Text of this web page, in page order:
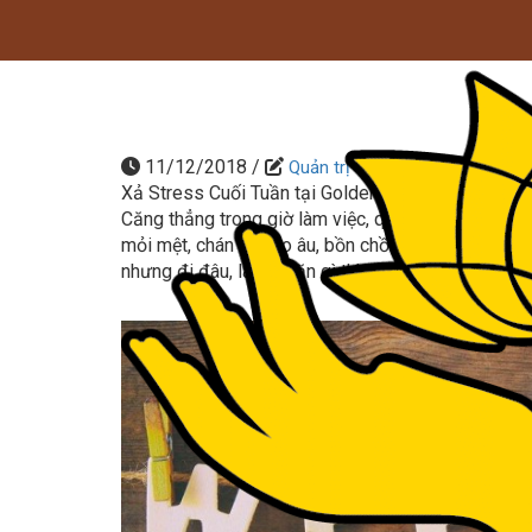
11/12/2018 / Quản trị
Xả Stress Cuối Tuần tại Golden Lotus Healing
Căng thẳng trong giờ làm việc, quá tải với cuộc
mỏi mệt, chán nản, lo âu, bồn chồn…Tìm nơi xả
nhưng đi đâu, làm gì, ăn gì thì bài này sẽ chia sẽ